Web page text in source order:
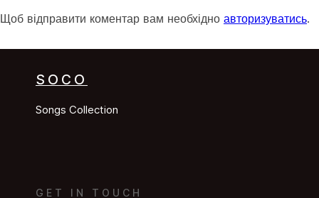
Щоб відправити коментар вам необхідно авторизуватись.
SOCO
Songs Collection
GET IN TOUCH